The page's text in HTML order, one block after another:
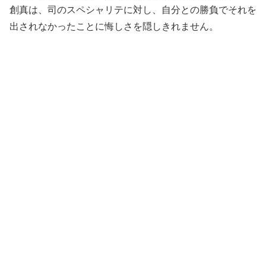
創真は、司のスペシャリテに対し、自分との勝負でそれを
出されなかったことに悔しさを隠しきれません。